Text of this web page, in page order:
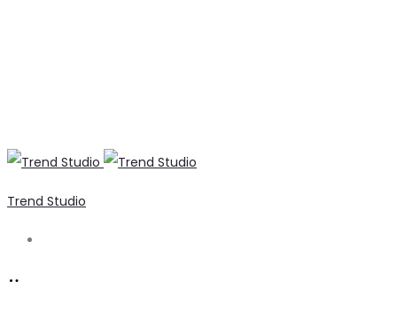
Trend Studio